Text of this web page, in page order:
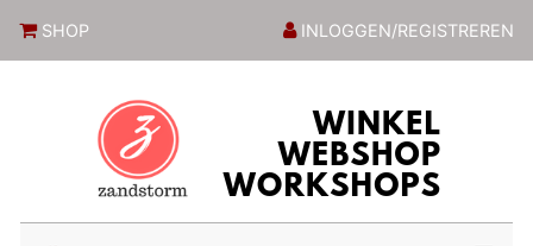
SHOP INLOGGEN/REGISTREREN